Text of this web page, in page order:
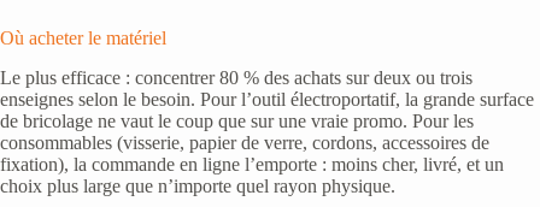
Où acheter le matériel
Le plus efficace : concentrer 80 % des achats sur deux ou trois
enseignes selon le besoin. Pour l’outil électroportatif, la grande surface
de bricolage ne vaut le coup que sur une vraie promo. Pour les
consommables (visserie, papier de verre, cordons, accessoires de
fixation), la commande en ligne l’emporte : moins cher, livré, et un
choix plus large que n’importe quel rayon physique.